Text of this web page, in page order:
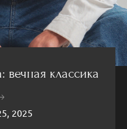
классика
2025